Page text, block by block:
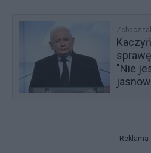
Zobacz
"Nie
Reklama